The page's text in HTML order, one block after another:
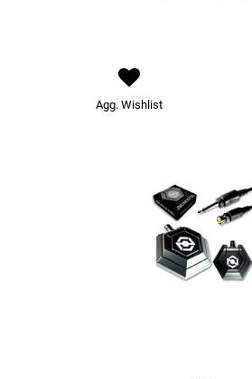
Agg. Wishlist